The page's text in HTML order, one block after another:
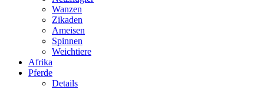
Wanzen
Zikaden
Ameisen
Spinnen
Weichtiere
Afrika
Pferde
Details